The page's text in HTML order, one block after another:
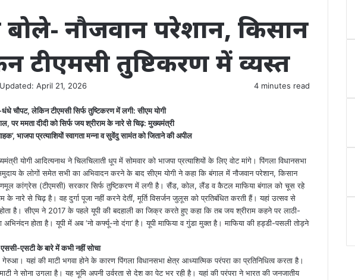
बोले- नौजवान परेशान, किसान
टीएमसी तुष्टिकरण में व्यस्त
April 21, 2026
4 minutes read
चौपट, लेकिन टीएमसी सिर्फ तुष्टिकरण में लगी: सीएम योगी
ममता दीदी को सिर्फ जय श्रीराम के नारे से चिढ़: मुख्यमंत्री
भाजपा प्रत्याशियों स्वागता मन्ना व सुवेंदु सामंत को जिताने की अपील
योगी आदित्यनाथ ने चिलचिलाती धूप में सोमवार को भाजपा प्रत्याशियों के लिए वोट मांगे। पिंगला विधानसभा
के लोगों समेत सभी का अभिवादन करने के बाद सीएम योगी ने कहा कि बंगाल में नौजवान परेशान, किसान
कांग्रेस (टीएमसी) सरकार सिर्फ तुष्टिकरण में लगी है। सैंड, कोल, लैंड व कैटल माफिया बंगाल को चूस रहे
के नारे से चिढ़ है। वह दुर्गा पूजा नहीं करने देतीं, मूर्ति विसर्जन जुलूस को प्रतिबंधित करती हैं। यहां उत्सव से
है। सीएम ने 2017 के पहले यूपी की बदहाली का जिक्र करते हुए कहा कि तब जय श्रीराम कहने पर लाठी-
होता है। यूपी में अब ‘नो कर्फ्यू-नो दंगा’ है। यूपी माफिया व गुंडा मुक्त है। माफिया की हड्डी-पसली तोड़ने
एसटी के बारे में कभी नहीं सोचा
यहां की माटी भगवा होने के कारण पिंगला विधानसभा क्षेत्र आध्यात्मिक परंपरा का प्रतिनिधित्व करता है।
ने सोना उगला है। यह भूमि अपनी उर्वरता से देश का पेट भर रही है। यहां की परंपरा ने भारत की जनजातीय